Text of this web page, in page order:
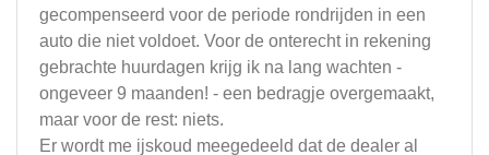
gecompenseerd voor de periode rondrijden in een
auto die niet voldoet. Voor de onterecht in rekening
gebrachte huurdagen krijg ik na lang wachten -
ongeveer 9 maanden! - een bedragje overgemaakt,
maar voor de rest: niets.
Er wordt me ijskoud meegedeeld dat de dealer al